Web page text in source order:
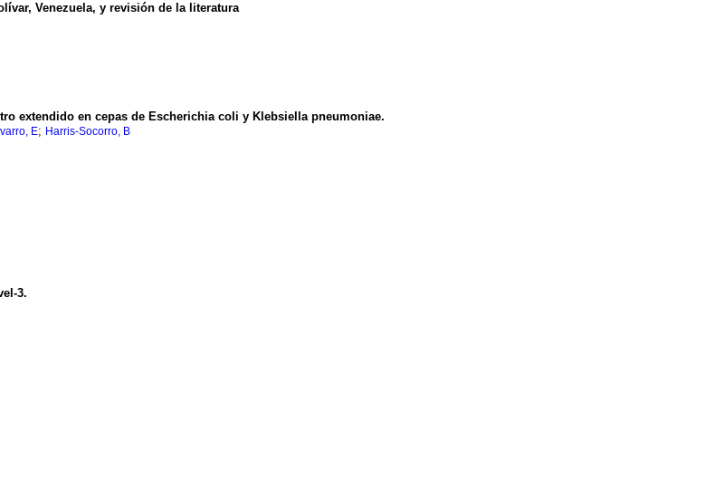
Venezuela, y revisión de la literatura
extendido en cepas de Escherichia coli y Klebsiella pneumoniae.
E; Harris-Socorro, B
3.